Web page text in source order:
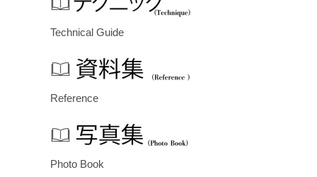
Technical Guide
Reference
Photo Book